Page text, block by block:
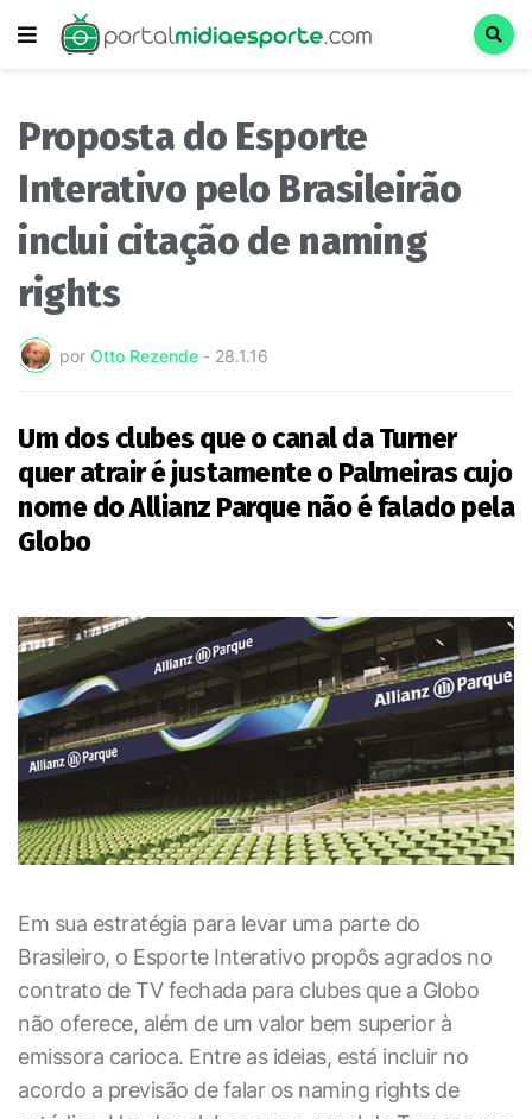
Proposta do Esporte
Interativo pelo Brasileirão
inclui citação de naming
rights
por Otto Rezende - 28.1.16
Um dos clubes que o canal da Turner
quer atrair é justamente o Palmeiras cujo
nome do Allianz Parque não é falado pela
Globo
Em sua estratégia para levar uma parte do
Brasileiro, o Esporte Interativo propôs agrados no
contrato de TV fechada para clubes que a Globo
não oferece, além de um valor bem superior à
emissora carioca. Entre as ideias, está incluir no
acordo a previsão de falar os naming rights de